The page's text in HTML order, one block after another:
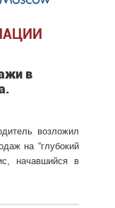
в
возложил
на “глубокий
начавшийся в